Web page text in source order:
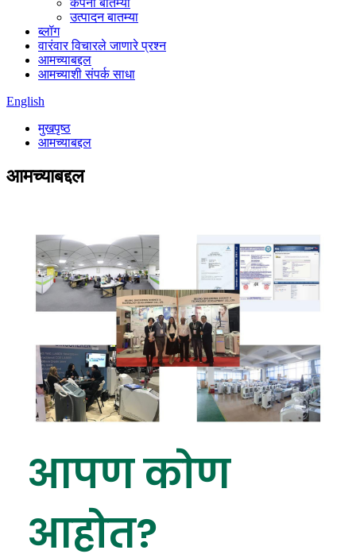
कंपनी बातम्या
उत्पादन बातम्या
ब्लॉग
वारंवार विचारले जाणारे प्रश्न
आमच्याबद्दल
आमच्याशी संपर्क साधा
English
मुखपृष्ठ
आमच्याबद्दल
आमच्याबद्दल
आपण कोण
आहोत?